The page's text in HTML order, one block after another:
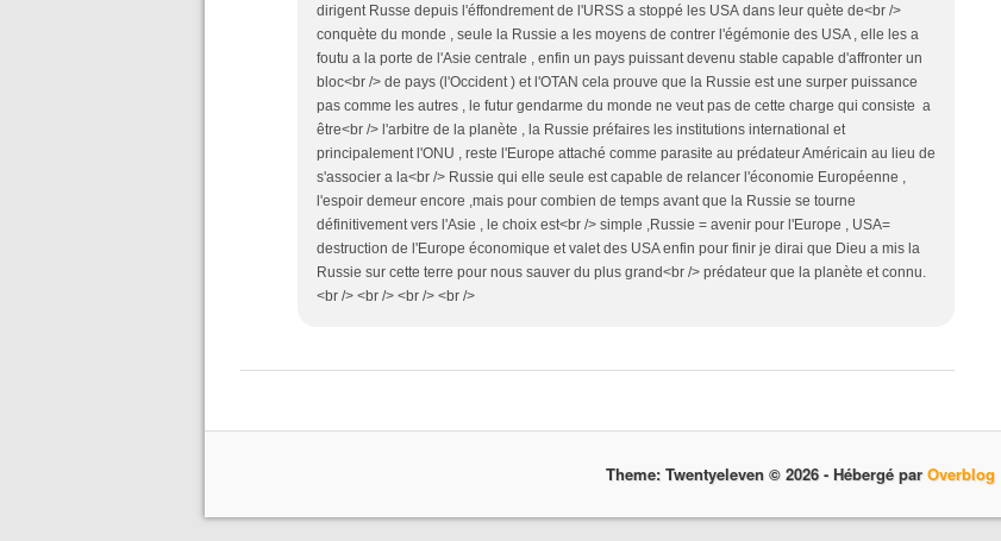
dirigent Russe depuis l'éffondrement de l'URSS a stoppé les USA dans leur quète de<br />
conquète du monde , seule la Russie a les moyens de contrer l'égémonie des USA , elle les a
foutu a la porte de l'Asie centrale , enfin un pays puissant devenu stable capable d'affronter un
bloc<br /> de pays (l'Occident ) et l'OTAN cela prouve que la Russie est une surper puissance
pas comme les autres , le futur gendarme du monde ne veut pas de cette charge qui consiste a
être<br /> l'arbitre de la planète , la Russie préfaires les institutions international et
principalement l'ONU , reste l'Europe attaché comme parasite au prédateur Américain au lieu de
s'associer a la<br /> Russie qui elle seule est capable de relancer l'économie Européenne ,
l'espoir demeur encore ,mais pour combien de temps avant que la Russie se tourne
définitivement vers l'Asie , le choix est<br /> simple ,Russie = avenir pour l'Europe , USA=
destruction de l'Europe économique et valet des USA enfin pour finir je dirai que Dieu a mis la
Russie sur cette terre pour nous sauver du plus grand<br /> prédateur que la planète et connu.
<br /> <br /> <br /> <br />
Theme: Twentyeleven © 2026 - Hébergé par Overblog